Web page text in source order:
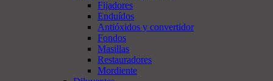
Fijadores
Enduídos
Antióxidos y convertidor
Fondos
Masillas
Restauradores
Mordiente